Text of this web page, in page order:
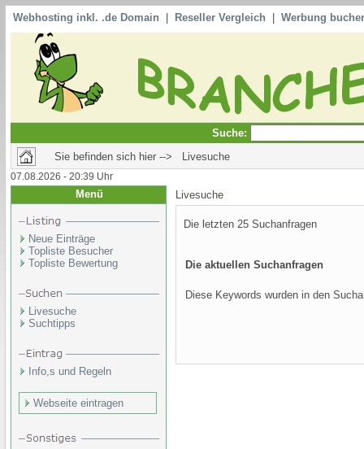
Webhosting inkl. .de Domain Reseller Vergleich Werbung
Suche:
Sie befinden sich hier --> Livesuche
07.08.2026 - 20:39 Uhr
Menü
Neue Einträge
Topliste Besucher
Topliste Bewertung
Livesuche
Suchtipps
Info,s und Regeln
Webseite eintragen
Livesuche
Die letzten 25 Suchanfragen
Die aktuellen Suchanfragen
Diese Keywords wurden in den